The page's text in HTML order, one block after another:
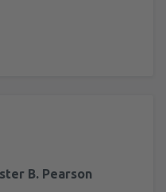
B. Pearson